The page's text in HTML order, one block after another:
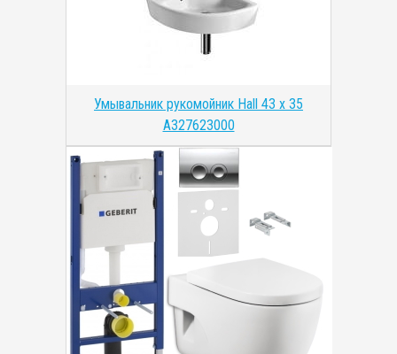
Умывальник рукомойник Hall 43 x 35
A327623000